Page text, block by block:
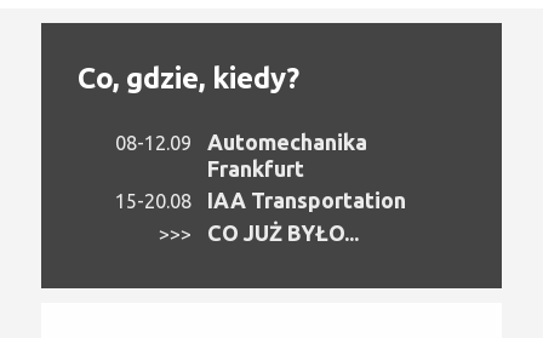
Co, gdzie, kiedy?
08-12.09
Automechanika
Frankfurt
15-20.08 IAA Transportation
>>> CO JUŻ BYŁO...